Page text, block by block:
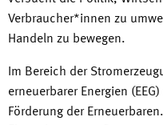
Verbraucher*innen zu
Handeln zu bewegen.
Im Bereich der
erneuerbarer Energien
Förderung der